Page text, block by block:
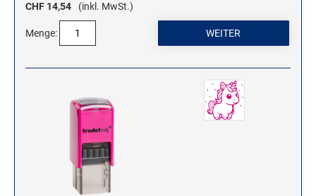
CHF 14,54
(inkl. MwSt.)
Menge: